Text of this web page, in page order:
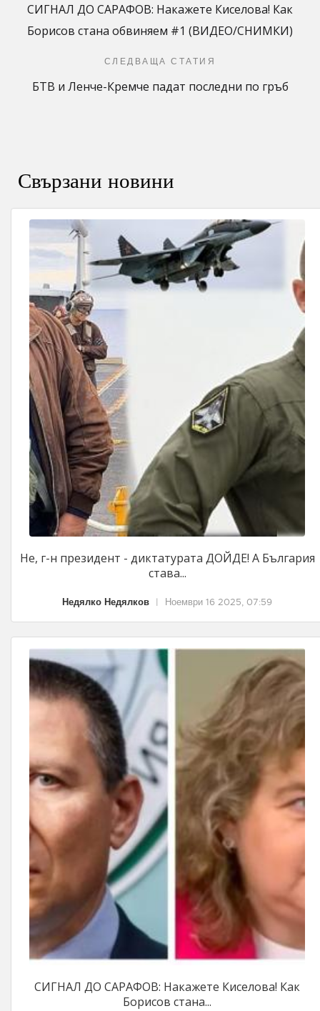
СИГНАЛ ДО САРАФОВ: Накажете Киселова! Как
Борисов стана обвиняем #1 (ВИДЕО/СНИМКИ)
СЛЕДВАЩА СТАТИЯ
БТВ и Ленче-Кремче падат последни по гръб
Свързани новини
Не, г-н президент - диктатурата ДОЙДЕ! А България
става...
Недялко Недялков Ноември 16 2025, 07:59
СИГНАЛ ДО САРАФОВ: Накажете Киселова! Как
Борисов стана...